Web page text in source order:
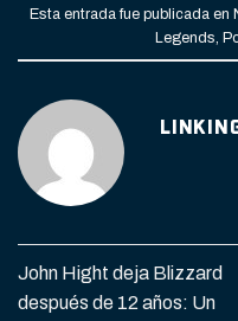
Esta entrada fue publicada en
Legends,
John Hight deja Blizzard
después de 12 años: Un